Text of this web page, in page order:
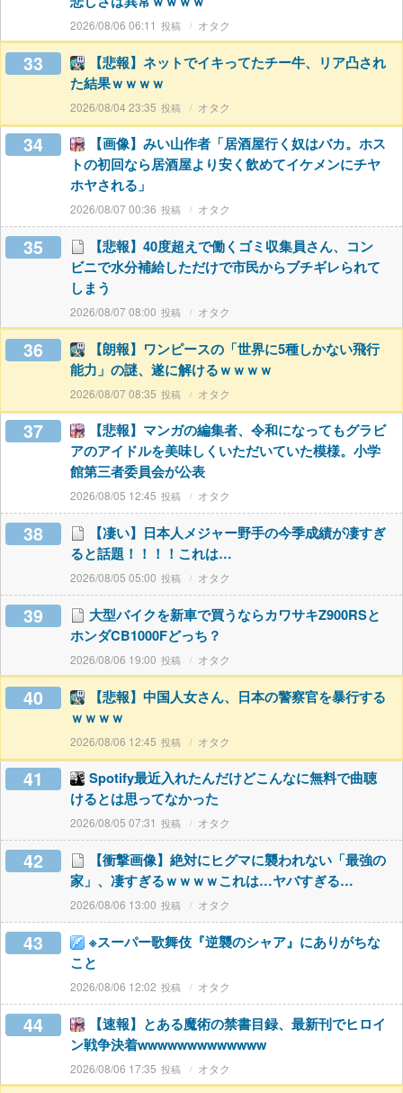
2026/08/06 06:11 オタク
33
【悲報】ネットでイキってたチー牛、リア凸され
た結果ｗｗｗｗ
2026/08/04 23:35 オタク
34
【画像】みい山作者「居酒屋行く奴はバカ。ホス
トの初回なら居酒屋より安く飲めてイケメンにチヤ
ホヤされる」
2026/08/07 00:36 オタク
35
【悲報】40度超えで働くゴミ収集員さん、コン
ビニで水分補給しただけで市民からブチギレられて
しまう
2026/08/07 08:00 オタク
36
【朗報】ワンピースの「世界に5種しかない飛行
能力」の謎、遂に解けるｗｗｗｗ
2026/08/07 08:35 オタク
37
【悲報】マンガの編集者、令和になってもグラビ
アのアイドルを美味しくいただいていた模様。小学
館第三者委員会が公表
2026/08/05 12:45 オタク
38
【凄い】日本人メジャー野手の今季成績が凄すぎ
ると話題！！！！これは…
2026/08/05 05:00 オタク
39
大型バイクを新車で買うならカワサキZ900RSと
ホンダCB1000Fどっち？
2026/08/06 19:00 オタク
40
【悲報】中国人女さん、日本の警察官を暴行する
ｗｗｗｗ
2026/08/06 12:45 オタク
41
Spotify最近入れたんだけどこんなに無料で曲聴
けるとは思ってなかった
2026/08/05 07:31 オタク
42
【衝撃画像】絶対にヒグマに襲われない「最強の
家」、凄すぎるｗｗｗｗこれは…ヤバすぎる…
2026/08/06 13:00 オタク
43
※スーパー歌舞伎『逆襲のシャア』にありがちな
こと
2026/08/06 12:02 オタク
44
【速報】とある魔術の禁書目録、最新刊でヒロイ
ン戦争決着wwwwwwwwwwwww
2026/08/06 17:35 オタク